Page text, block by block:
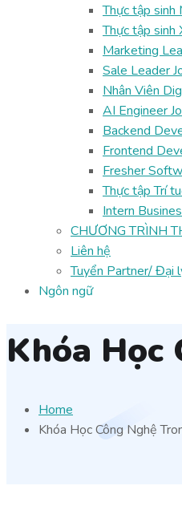
Thực tập
Thực tập sinh
Marketing
Sale Leader
Nhân Viên
AI Engineer
Backend
Frontend
Fresher
Thực tập Trí
Intern
CHƯƠNG TRÌNH
Liên hệ
Tuyển Partner/ Đại
Ngôn ngữ
Khóa Học
Home
Khóa Học Công Nghệ